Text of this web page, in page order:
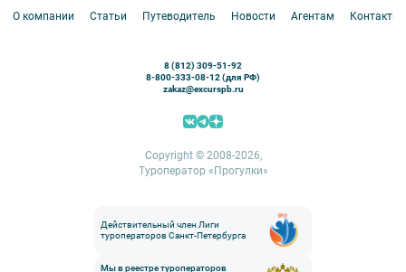
Кронштадт
Ораниенбаум
Пушкин (Царское село)
О компании Статьи Путеводитель Новости Агентам Контакты
8 (812) 309-51-92
8-800-333-08-12 (для РФ)
zakaz@excurspb.ru
Copyright © 2008-2026,
Туроператор «Прогулки»
Действительный член Лиги
туроператоров Санкт-Петербурга
Мы в реестре туроператоров